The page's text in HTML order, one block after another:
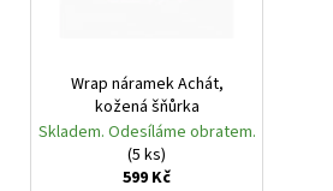
d
Wrap náramek Achát,
kožená šňůrka
Skladem. Odesíláme obratem.
(5 ks)
599 Kč